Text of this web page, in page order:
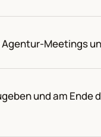
Agentur-Meetings
und am Ende